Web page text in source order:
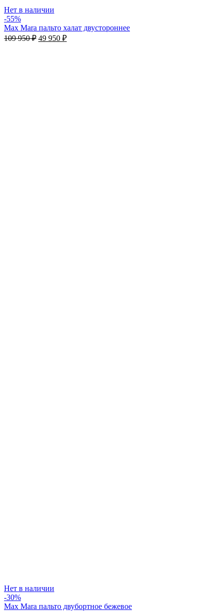
Нет в наличии
-55%
Max Mara пальто халат двустороннее
109 950₽ 49 950 ₽
Нет в наличии
-30%
Max Mara пальто двубортное бежевое